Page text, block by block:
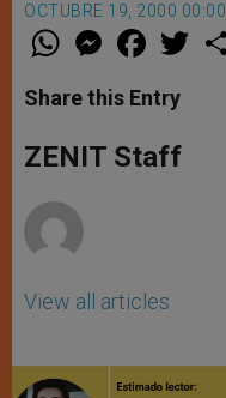
OCTUBRE 19, 2000 00:00
W
t
s
p
p
M
e
s
e
g
e
F
a
e
b
o
k
w
Share this Entry
ZENIT Staff
View all articles